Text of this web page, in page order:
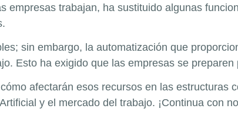
empresas trabajan, ha sustituido algunas
sin embargo, la automatización que
Esto ha exigido que las empresas se
afectarán esos recursos en las estructuras
y el mercado del trabajo. ¡Continua con